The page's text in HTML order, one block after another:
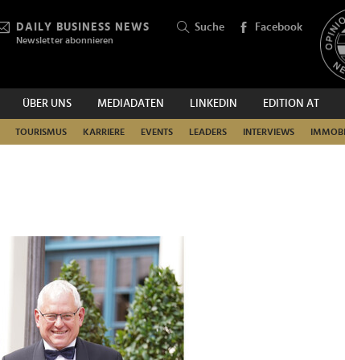
DAILY BUSINESS NEWS
Newsletter abonnieren
Suche Facebook
ÜBER UNS MEDIADATEN LINKEDIN EDITION AT
TOURISMUS KARRIERE EVENTS LEADERS INTERVIEWS
SUCHEN